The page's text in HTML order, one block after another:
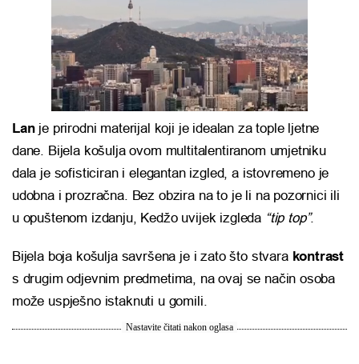
Lanje prirodni materijal koji je idealan za tople ljetne
dane. Bijela košulja ovom multitalentiranom umjetniku
dala je sofisticiran i elegantan izgled, a istovremeno je
udobna i prozračna. Bez obzira na to je li na pozornici ili
u opuštenom izdanju, Kedžo uvijek izgleda “tip top”.
Bijela boja košulja savršena je i zato što stvara kontrast
s drugim odjevnim predmetima, na ovaj se način osoba
može uspješno istaknuti u gomili.
Nastavite čitati nakon oglasa